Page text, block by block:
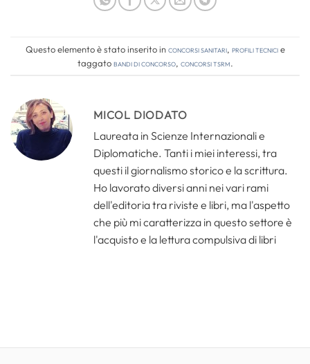
Questo elemento è stato inserito inConcorsi Sanitari, Profili tecnicie
taggatobandi di concorso, concorsi tsrm.
MICOL DIODATO
Laureata in Scienze Internazionali e
Diplomatiche. Tanti i miei interessi, tra
questi il giornalismo storico e la scrittura.
Ho lavorato diversi anni nei vari rami
dell'editoria tra riviste e libri, ma l'aspetto
che più mi caratterizza in questo settore è
l'acquisto e la lettura compulsiva di libri